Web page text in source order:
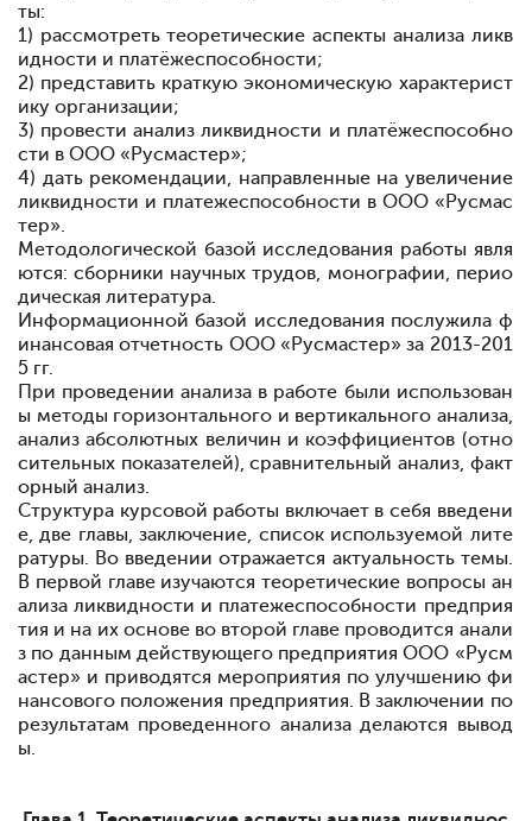
ты:
1) рассмотреть теоретические аспекты анализа ликв
идности и платёжеспособности;
2) представить краткую экономическую характерист
ику организации;
3) провести анализ ликвидности и платёжеспособно
сти в ООО «Русмастер»;
4) дать рекомендации, направленные на увеличение
ликвидности и платежеспособности в ООО «Русмас
тер».
Методологической базой исследования работы явля
ются: сборники научных трудов, монографии, перио
дическая литература.
Информационной базой исследования послужила ф
инансовая отчетность ООО «Русмастер» за 2013-201
5 гг.
При проведении анализа в работе были использован
ы методы горизонтального и вертикального анализа,
анализ абсолютных величин и коэффициентов (отно
сительных показателей), сравнительный анализ, факт
орный анализ.
Структура курсовой работы включает в себя введени
е, две главы, заключение, список используемой лите
ратуры. Во введении отражается актуальность темы.
В первой главе изучаются теоретические вопросы ан
ализа ликвидности и платежеспособности предприя
тия и на их основе во второй главе проводится анали
з по данным действующего предприятия ООО «Русм
астер» и приводятся мероприятия по улучшению фи
нансового положения предприятия. В заключении по
результатам проведенного анализа делаются вывод
ы.